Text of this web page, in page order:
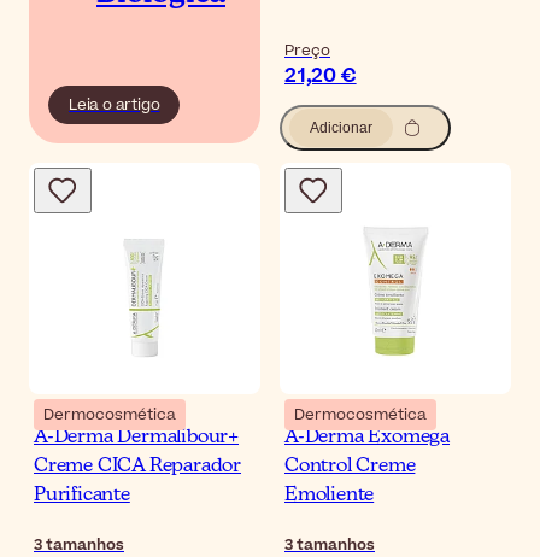
Leia o artigo
Preço
21,20 €
Adicionar
Dermocosmética
A-Derma Dermalibour+
Creme CICA Reparador
Purificante
3tamanhos
Dermocosmética
A-Derma Exomega
Control Creme
Emoliente
3tamanhos